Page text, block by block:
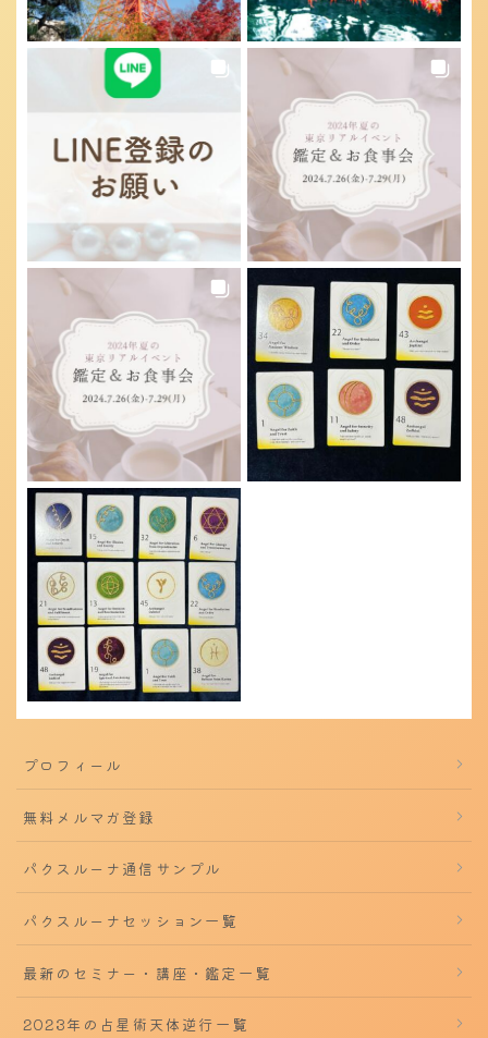
プロフィール
無料メルマガ登録
パクスルーナ通信サンプル
パクスルーナセッション一覧
最新のセミナー・講座・鑑定一覧
2023年の占星術天体逆行一覧